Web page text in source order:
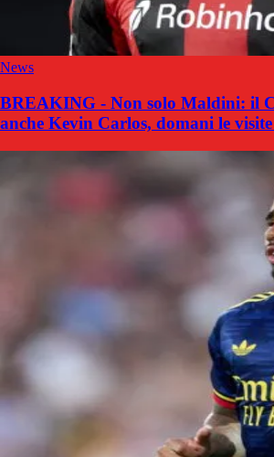
News
BREAKING - Non solo Maldini: il
anche Kevin Carlos, domani le